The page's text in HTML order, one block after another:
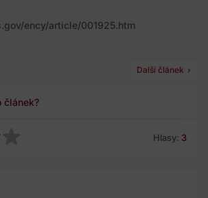
ency/article/001925.htm
Další článek
článek?
Hlasy: 3